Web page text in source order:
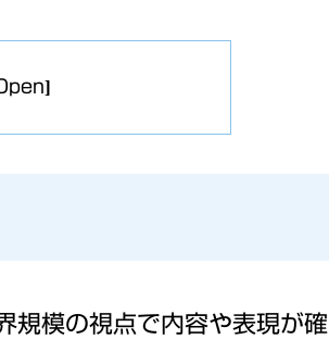
規模の視点で内容や表現が確